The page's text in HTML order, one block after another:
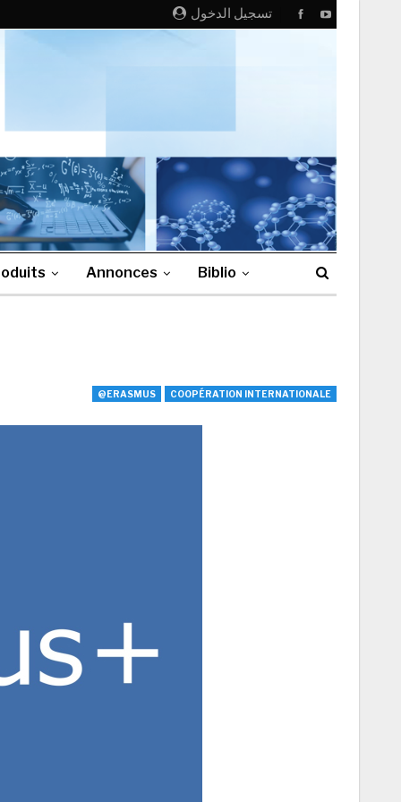
تسجيل الدخول
Annonces Biblio
@ERASMUS COOPÉRATION INTERNATIONALE